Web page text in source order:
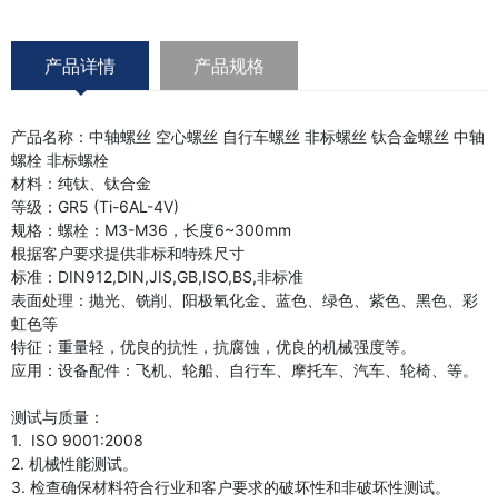
产品详情 产品规格
产品名称：中轴螺丝 空心螺丝 自行车螺丝 非标螺丝 钛合金螺丝 中轴
螺栓 非标螺栓
材料：纯钛、钛合金
等级：GR5 (Ti-6AL-4V)
规格：螺栓：M3-M36，长度6~300mm
根据客户要求提供非标和特殊尺寸
标准：DIN912,DIN,JIS,GB,ISO,BS,非标准
表面处理：抛光、铣削、阳极氧化金、蓝色、绿色、紫色、黑色、彩
虹色等
特征：重量轻，优良的抗性，抗腐蚀，优良的机械强度等。
应用：设备配件：飞机、轮船、自行车、摩托车、汽车、轮椅、等。
测试与质量：
1. ISO 9001:2008
2. 机械性能测试。
3. 检查确保材料符合行业和客户要求的破坏性和非破坏性测试。